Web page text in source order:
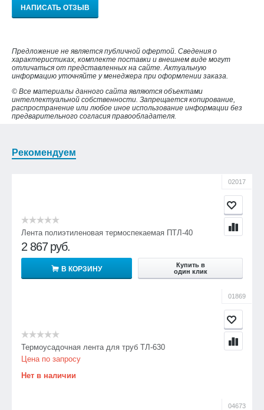
НАПИСАТЬ ОТЗЫВ
Предложение не является публичной офертой. Сведения о
характеристиках, комплекте поставки и внешнем виде могут
отличаться от представленных на сайте. Актуальную
информацию уточняйте у менеджера при оформлении заказа.
© Все материалы данного сайта являются объектами
интеллектуальной собственности. Запрещается копирование,
распространение или любое иное использование информации без
предварительного согласия правообладателя.
Рекомендуем
02017
Лента полиэтиленовая термоспекаемая ПТЛ-40
2 867 руб.
В КОРЗИНУ
Купить в
один клик
01869
Термоусадочная лента для труб ТЛ-630
Цена по запросу
Нет в наличии
04673